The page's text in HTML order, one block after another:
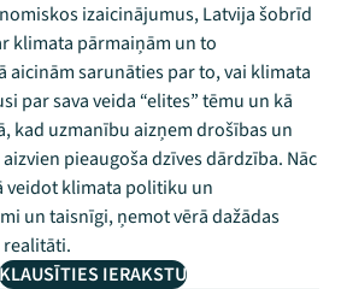
izaicinājumus, Latvija šobrīd
klimata pārmaiņām un to
aicinām sarunāties par to, vai klimata
par sava veida “elites” tēmu un kā
kad uzmanību aizņem drošības un
pieaugoša dzīves dārdzība. Nāc
veidot klimata politiku un
un taisnīgi, ņemot vērā dažādas
realitāti.
KLAUSĪTIES IERAKSTU